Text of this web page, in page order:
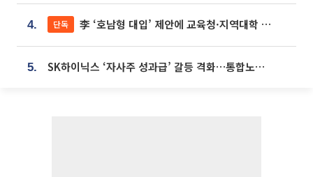
4. 단독 李 ‘호남형 대입’ 제안에 교육청·지역대학 서·논술형 입시 연계 '착수'
5. SK하이닉스 ‘자사주 성과급’ 갈등 격화…통합노조 출범 움직임